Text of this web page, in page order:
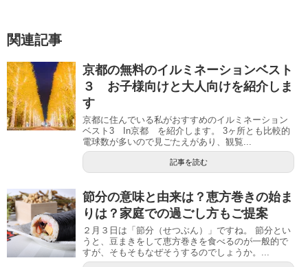
関連記事
京都の無料のイルミネーションベスト
３ お子様向けと大人向けを紹介しま
す
京都に住んでいる私がおすすめのイルミネーション
ベスト3 In京都 を紹介します。 3ヶ所とも比較的
電球数が多いので見ごたえがあり、観覧...
記事を読む
節分の意味と由来は？恵方巻きの始ま
りは？家庭での過ごし方もご提案
２月３日は「節分（せつぶん）」ですね。 節分とい
うと、豆まきをして恵方巻きを食べるのが一般的で
すが、そもそもなぜそうするのでしょうか。...